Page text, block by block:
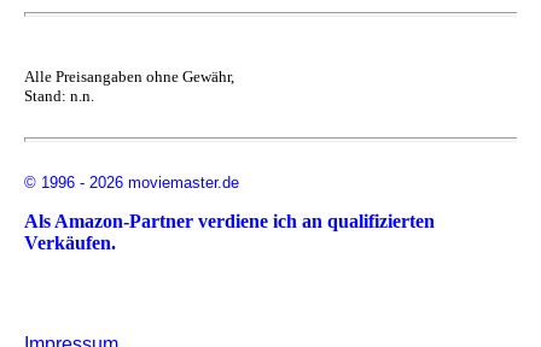
Alle Preisangaben ohne Gewähr,
Stand: n.n.
© 1996 - 2026 moviemaster.de
Als Amazon-Partner verdiene ich an qualifizierten
Verkäufen.